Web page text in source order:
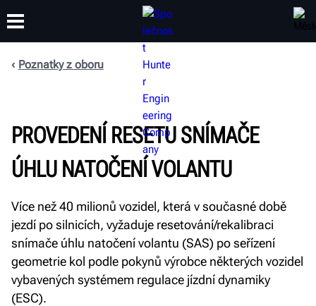
Poznatky z oboru
PROVEDENÍ RESETU SNÍMAČE
ÚHLU NATOČENÍ VOLANTU
Více než 40 milionů vozidel, která v současné době
jezdí po silnicích, vyžaduje resetování/rekalibraci
snímače úhlu natočení volantu (SAS) po seřízení
geometrie kol podle pokynů výrobce některých vozidel
vybavených systémem regulace jízdní dynamiky
(ESC).